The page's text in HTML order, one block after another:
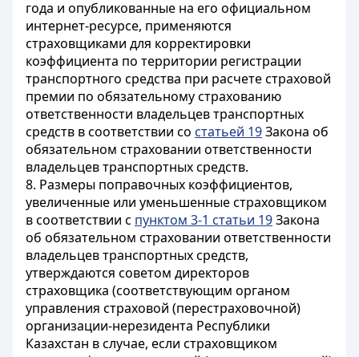
года и опубликованные на его официальном
интернет-ресурсе, применяются
страховщиками для корректировки
коэффициента по территории регистрации
транспортного средства при расчете страховой
премии по обязательному страхованию
ответственности владельцев транспортных
средств в соответствии со статьей 19Закона об
обязательном страховании ответственности
владельцев транспортных средств.
8. Размеры поправочных коэффициентов,
увеличенные или уменьшенные страховщиком
в соответствии с пунктом 3-1 статьи 19Закона
об обязательном страховании ответственности
владельцев транспортных средств,
утверждаются советом директоров
страховщика (соответствующим органом
управления страховой (перестраховочной)
организации-нерезидента Республики
Казахстан в случае, если страховщиком